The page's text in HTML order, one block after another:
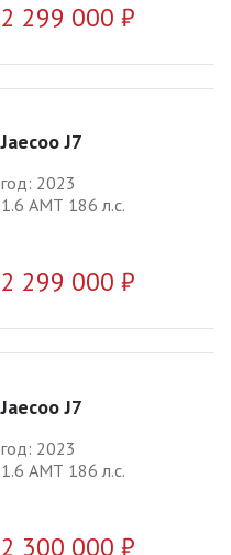
2 299 000 ₽
Jaecoo J7
год: 2023
1.6 АМТ 186 л.с.
2 299 000 ₽
Jaecoo J7
год: 2023
1.6 АМТ 186 л.с.
2 300 000 ₽